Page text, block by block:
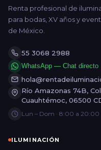
Renta profesional de
para bodas, XV años y
de México.
55 3068 2988
WhatsApp — Chat directo
Río Amazonas 74B,
Cuauhtémoc, 06500
Lun – Dom · 8:00 a 20:00
ILUMINACIÓN